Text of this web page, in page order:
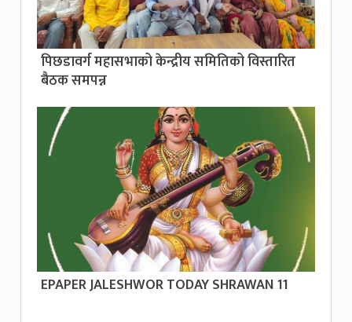
पिछडावर्ग महासभाको केन्द्रीय समितिको विस्तारित
बैठक समपन्न
EPAPER JALESHWOR TODAY SHRAWAN 11